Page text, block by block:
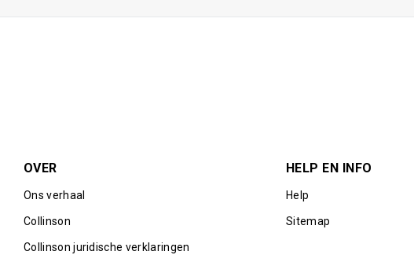
OVER
Ons verhaal
Collinson
Collinson juridische verklaringen
HELP EN INFO
Help
Sitemap